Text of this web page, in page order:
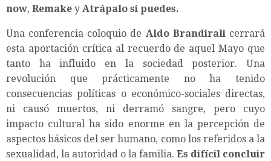
now, Remake y Atrápalo si puedes.
Una conferencia-coloquio de Aldo Brandiralicerrará
esta aportación crítica al recuerdo de aquel Mayo que
tanto ha influido en la sociedad posterior. Una
revolución que prácticamente no ha tenido
consecuencias políticas o económico-sociales directas,
ni causó muertos, ni derramó sangre, pero cuyo
impacto cultural ha sido enorme en la percepción de
aspectos básicos del ser humano, como los referidos a la
sexualidad, la autoridad o la familia. Es difícil concluir